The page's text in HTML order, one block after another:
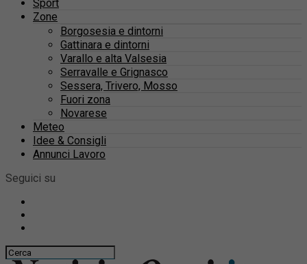
Sport
Zone
Borgosesia e dintorni
Gattinara e dintorni
Varallo e alta Valsesia
Serravalle e Grignasco
Sessera, Trivero, Mosso
Fuori zona
Novarese
Meteo
Idee & Consigli
Annunci Lavoro
Seguici su